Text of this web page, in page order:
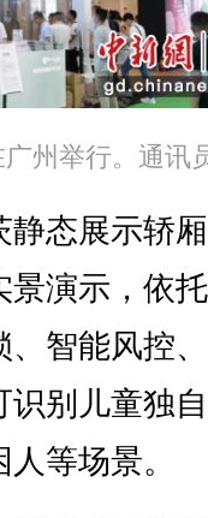
州举行。通讯
态展示轿
景演示，依
、智能风控
识别儿童独
等场景。